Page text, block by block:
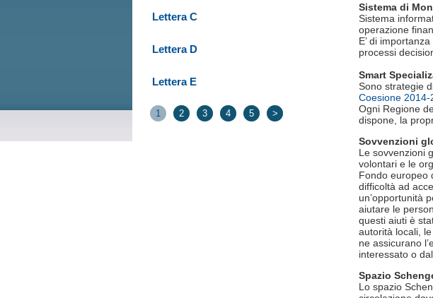
Sistema di
Sistema
operazione
E’ di
processi
Smart
Sono strategie
Coesione 2014-
Ogni Regione
dispone, la
Sovvenzioni
Le sovvenzioni
volontari e le
Fondo europeo
difficoltà ad
un’opportunità
aiutare le
questi aiuti è
autorità locali,
ne assicurano
interessato o
Spazio
Lo spazio
Lettera C
Lettera D
Lettera E
1 2 3 4 5 >